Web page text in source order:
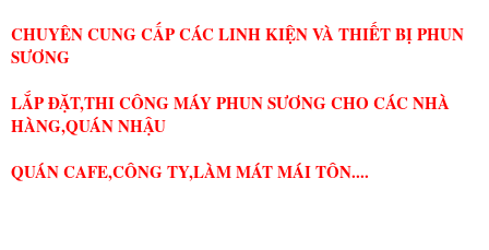
CHUYÊN CUNG CẤP CÁC LINH KIỆN VÀ THIẾT BỊ PHUN
SƯƠNG
LẮP ĐẶT,THI CÔNG MÁY PHUN SƯƠNG CHO CÁC NHÀ
HÀNG,QUÁN NHẬU
QUÁN CAFE,CÔNG TY,LÀM MÁT MÁI TÔN....